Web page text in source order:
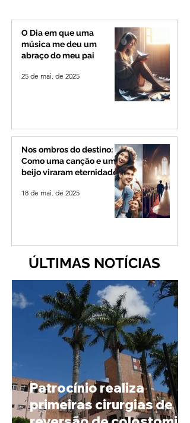
de maus-tratos
O Dia em que uma
música me deu um
abraço do meu pai
25 de mai. de 2025
Nos ombros do destino:
Como uma canção e um
beijo viraram eternidade
18 de mai. de 2025
ÚLTIMAS NOTÍCIAS
Patrocínio realiza
primeiras cirurgias de